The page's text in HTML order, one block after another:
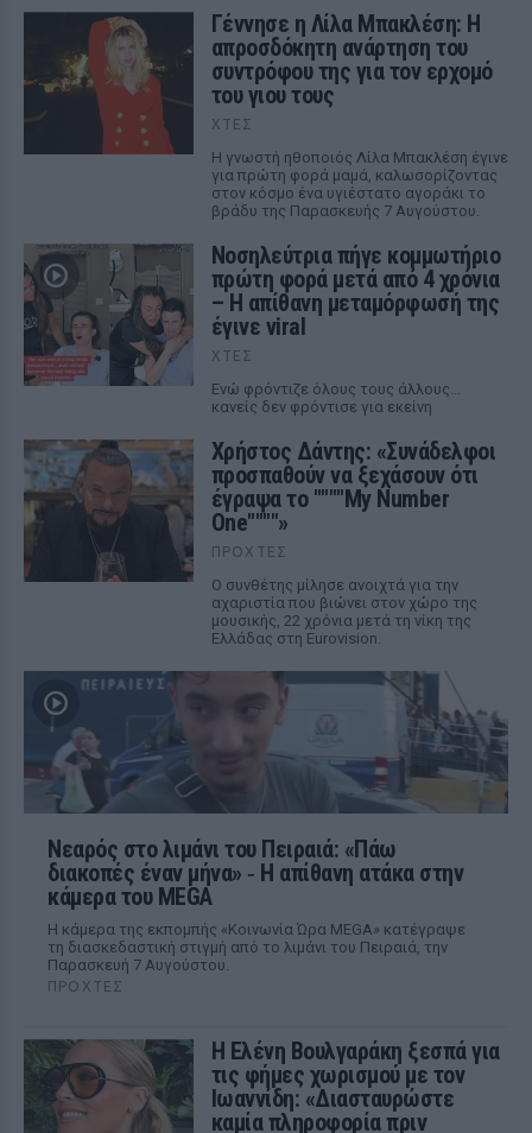
Γέννησε η Λίλα Μπακλέση: Η
απροσδόκητη ανάρτηση του
συντρόφου της για τον ερχομό
του γιου τους
ΧΤΕΣ
Η γνωστή ηθοποιός Λίλα Μπακλέση έγινε
για πρώτη φορά μαμά, καλωσορίζοντας
στον κόσμο ένα υγιέστατο αγοράκι το
βράδυ της Παρασκευής 7 Αυγούστου.
Νοσηλεύτρια πήγε κομμωτήριο
πρώτη φορά μετά από 4 χρόνια
– Η απίθανη μεταμόρφωσή της
έγινε viral
ΧΤΕΣ
Ενώ φρόντιζε όλους τους άλλους...
κανείς δεν φρόντισε για εκείνη
Χρήστος Δάντης: «Συνάδελφοι
προσπαθούν να ξεχάσουν ότι
έγραψα το """"My Number
One""""»
ΠΡΟΧΤΈΣ
Ο συνθέτης μίλησε ανοιχτά για την
αχαριστία που βιώνει στον χώρο της
μουσικής, 22 χρόνια μετά τη νίκη της
Ελλάδας στη Eurovision.
Νεαρός στο λιμάνι του Πειραιά: «Πάω
διακοπές έναν μήνα» ‑ Η απίθανη ατάκα στην
κάμερα του MEGA
Η κάμερα της εκπομπής «Κοινωνία Ώρα MEGA» κατέγραψε
τη διασκεδαστική στιγμή από το λιμάνι του Πειραιά, την
Παρασκευή 7 Αυγούστου.
ΠΡΟΧΤΈΣ
Η Ελένη Βουλγαράκη ξεσπά για
τις φήμες χωρισμού με τον
Ιωαννίδη: «Διασταυρώστε
καμία πληροφορία πριν